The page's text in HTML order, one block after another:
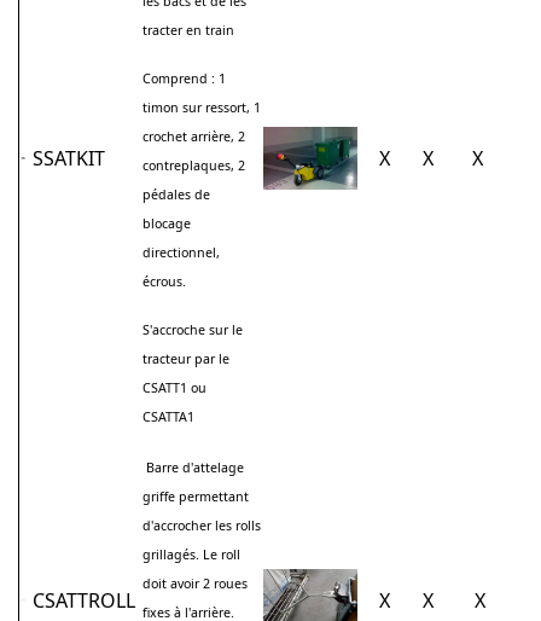
SSATKIT
tracter en train
Comprend : 1
timon sur ressort, 1
crochet arrière, 2
contreplaques, 2
pédales de
blocage
directionnel,
écrous.
S'accroche sur le
tracteur par le
CSATT1 ou
CSATTA1
X X X
CSATTROLL
Barre d'attelage
griffe permettant
d'accrocher les rolls
grillagés. Le roll
doit avoir 2 roues
fixes à l'arrière.
X X X